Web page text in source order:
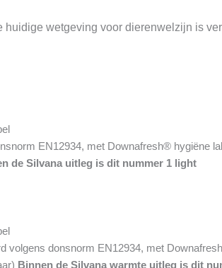
huidige wetgeving voor dierenwelzijn is
EN12934, met Downafresh® hygiëne
de Silvana uitleg is dit nummer 1 light
donsnorm EN12934, met
Binnen de Silvana warmte uitleg is dit